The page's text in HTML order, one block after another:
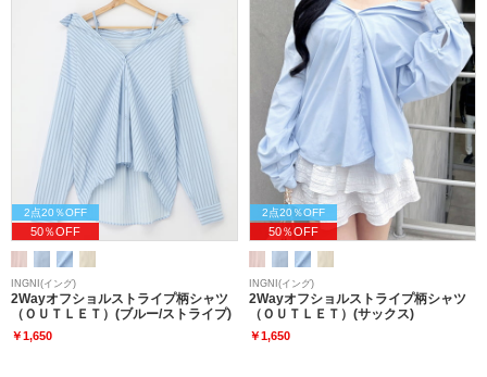
2点20％OFF
50％OFF
INGNI(イング)
2Wayオフショルストライプ柄シャツ
（ＯＵＴＬＥＴ）(ブルー/ストライプ)
￥1,650
2点20％OFF
50％OFF
INGNI(イング)
2Wayオフショルストライプ柄シャツ
（ＯＵＴＬＥＴ）(サックス)
￥1,650